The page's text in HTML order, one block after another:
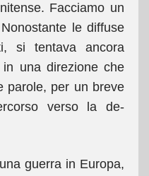
Facciamo un
le diffuse
si tentava ancora
una direzione che
parole, per un breve
verso la de-
guerra in Europa,